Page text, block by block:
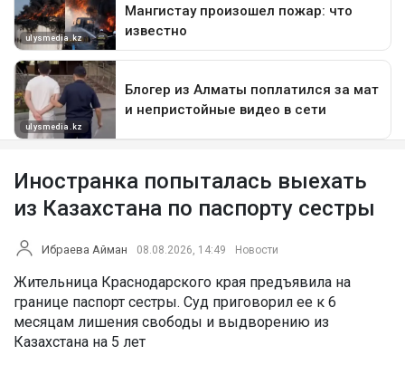
Иностранка попыталась выехать
из Казахстана по паспорту сестры
Ибраева Айман 08.08.2026, 14:49 Новости
Жительница Краснодарского края предъявила на
границе паспорт сестры. Суд приговорил ее к 6
месяцам лишения свободы и выдворению из
Казахстана на 5 лет